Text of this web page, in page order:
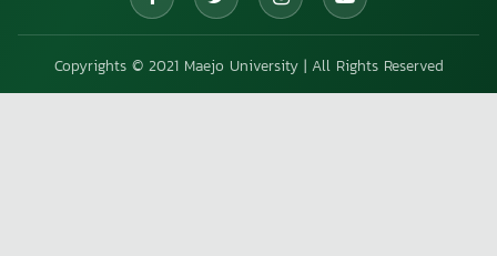
Copyrights © 2021 Maejo University | All Rights Reserved